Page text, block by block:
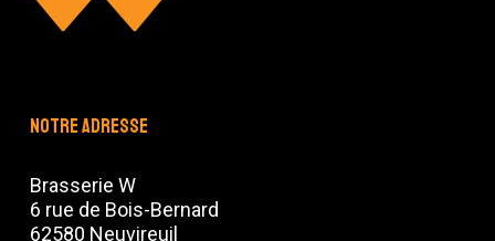
Notre adresse
Brasserie W
6 rue de Bois-Bernard
62580 Neuvireuil